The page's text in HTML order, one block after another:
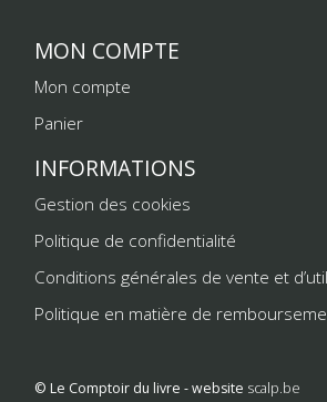
MON COMPTE
Mon compte
Panier
INFORMATIONS
Gestion des cookies
Politique de confidentialité
Conditions générales de vente et
Politique en matière de
© Le Comptoir du livre - website scalp.be